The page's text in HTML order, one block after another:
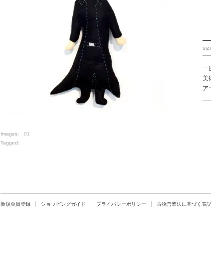
Images: 01
Tagged:
一
美
ア
新規会員登録 ショッピングガイド プライバシーポリシー 古物営業法に基づく表記